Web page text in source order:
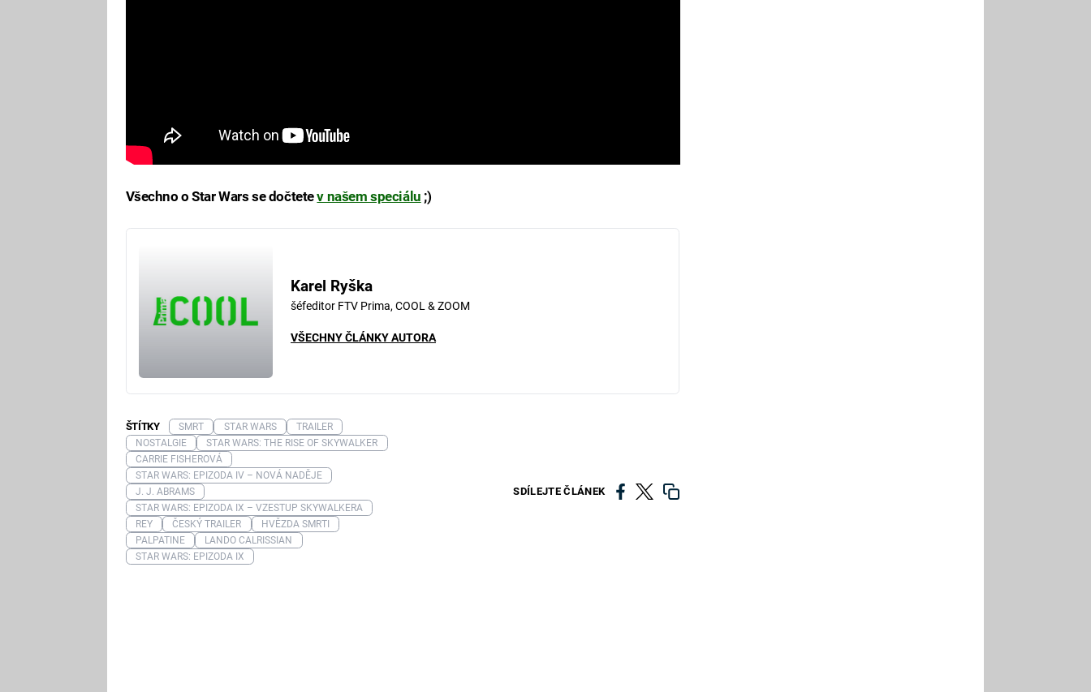
Všechno o Star Wars se dočtetev našem speciálu ;)
Karel Ryška
šéfeditor FTV Prima, COOL & ZOOM
VŠECHNY ČLÁNKY AUTORA
SDÍLEJTE ČLÁNEK
ŠTÍTKY SMRT STAR WARS
TRAILER
NOSTALGIE
STAR WARS: THE RISE OF SKYWALKER
CARRIE FISHEROVÁ
STAR WARS: EPIZODA IV – NOVÁ NADĚJE
J. J. ABRAMS
STAR WARS: EPIZODA IX – VZESTUP SKYWALKERA
REY
ČESKÝ TRAILER
HVĚZDA SMRTI
PALPATINE
LANDO CALRISSIAN
STAR WARS: EPIZODA IX